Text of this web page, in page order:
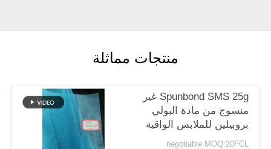
خريطة
الموقع
منتجات مماثلة
Spunbond SMS 25g غير
منسوج من مادة البولي
بروبيلين للملابس الواقية
negotiable MOQ:20FCL